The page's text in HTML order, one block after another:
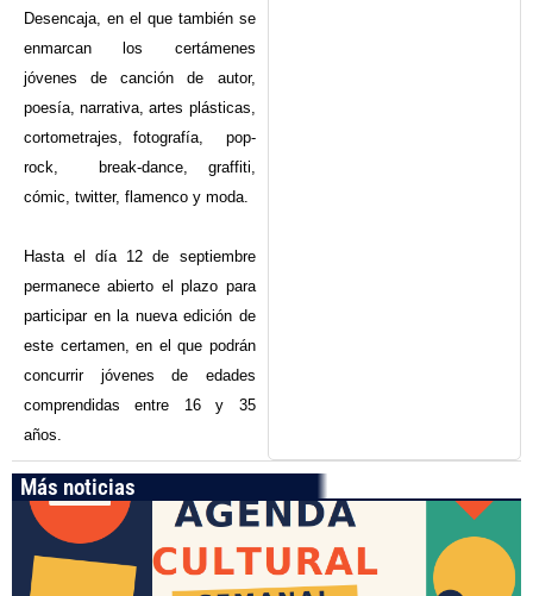
Desencaja, en el que también se
enmarcan los certámenes
jóvenes de canción de autor,
poesía, narrativa, artes plásticas,
cortometrajes, fotografía, pop-
rock, break-dance, graffiti,
cómic, twitter, flamenco y moda.
Hasta el día 12 de septiembre
permanece abierto el plazo para
participar en la nueva edición de
este certamen, en el que podrán
concurrir jóvenes de edades
comprendidas entre 16 y 35
años.
Más noticias